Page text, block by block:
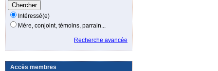
Intéressé(e)
Mère, conjoint, témoins, parrain...
Recherche avancée
Accès membres